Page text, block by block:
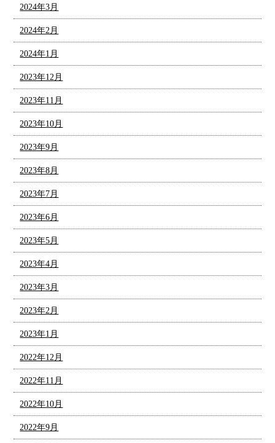
2024年3月
2024年2月
2024年1月
2023年12月
2023年11月
2023年10月
2023年9月
2023年8月
2023年7月
2023年6月
2023年5月
2023年4月
2023年3月
2023年2月
2023年1月
2022年12月
2022年11月
2022年10月
2022年9月